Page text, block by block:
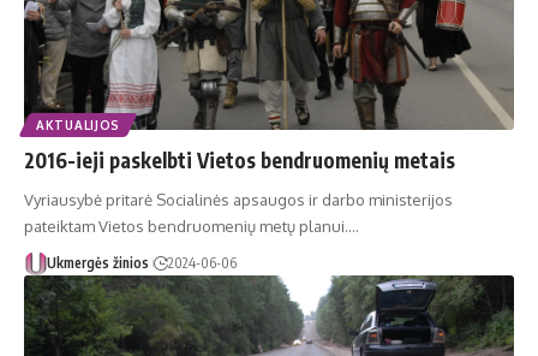
AKTUALIJOS
2016-ieji paskelbti Vietos bendruomenių metais
Vyriausybė pritarė Socialinės apsaugos ir darbo ministerijos
pateiktam Vietos bendruomenių metų planui.…
Ukmergės žinios 2024-06-06